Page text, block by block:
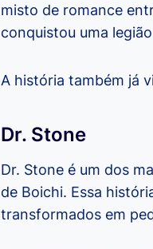
misto de romance
conquistou uma
A história também já
Dr. Stone
Dr. Stone é um dos
de Boichi. Essa
transformados em